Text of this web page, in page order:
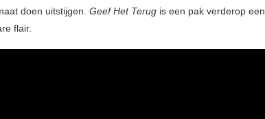
doen uitstijgen. Geef Het Terug is een pak verderop een
flair.